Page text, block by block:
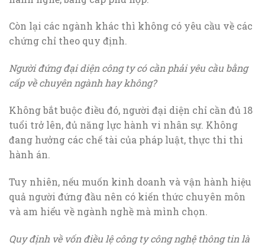
Còn lại các ngành khác thì không có yêu cầu về các
chứng chỉ theo quy định.
Người đứng đại diện công ty có cần phải yêu cầu bằng
cấp về chuyên ngành hay không?
Không bắt buộc điều đó, người đại diện chỉ cần đủ 18
tuổi trở lên, đủ năng lực hành vi nhân sự. Không
đang hưởng các chế tài của pháp luật, thực thi thi
hành án.
Tuy nhiên, nếu muốn kinh doanh và vận hành hiệu
quả người đứng đầu nên có kiến thức chuyên môn
và am hiểu về ngành nghề mà mình chọn.
Quy định về vốn điều lệ công ty công nghệ thông tin là